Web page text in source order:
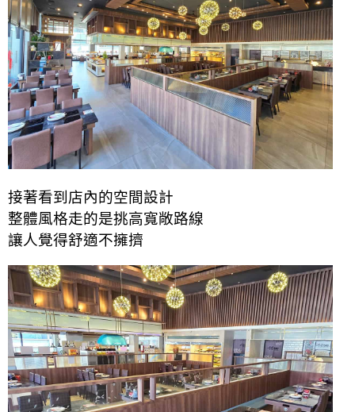
接著看到店內的空間設計
整體風格走的是挑高寬敞路線
讓人覺得舒適不擁擠